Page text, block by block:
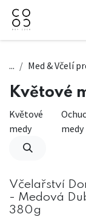
Přejít na obsah
... Med & Včelí
Květové
Květové
medy
medy
Včelařství
- Medová
380g